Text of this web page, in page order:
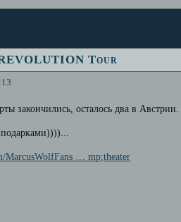
Tour
закончились, осталось два в
MarcusWolfFans … mp;theater